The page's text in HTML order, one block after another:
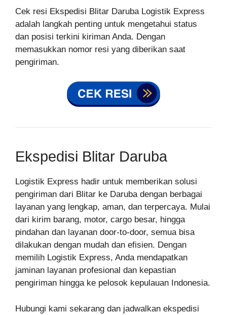
Cek resi Ekspedisi Blitar Daruba Logistik Express
adalah langkah penting untuk mengetahui status
dan posisi terkini kiriman Anda. Dengan
memasukkan nomor resi yang diberikan saat
pengiriman.
Ekspedisi Blitar Daruba
Logistik Express hadir untuk memberikan solusi
pengiriman dari Blitar ke Daruba dengan berbagai
layanan yang lengkap, aman, dan terpercaya. Mulai
dari kirim barang, motor, cargo besar, hingga
pindahan dan layanan door-to-door, semua bisa
dilakukan dengan mudah dan efisien. Dengan
memilih Logistik Express, Anda mendapatkan
jaminan layanan profesional dan kepastian
pengiriman hingga ke pelosok kepulauan Indonesia.
Hubungi kami sekarang dan jadwalkan ekspedisi